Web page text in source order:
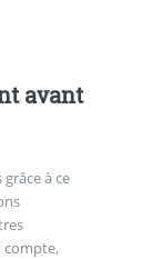
avant
à ce
compte,